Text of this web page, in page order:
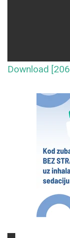
Download